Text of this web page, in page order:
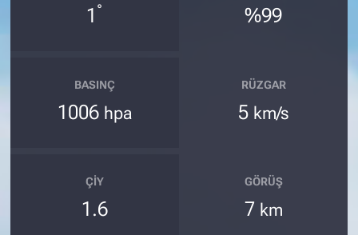
1 ° %99
BASINÇ
1006 hpa
RÜZGAR
5 km/s
ÇIY
1.6
GÖRÜŞ
7 km